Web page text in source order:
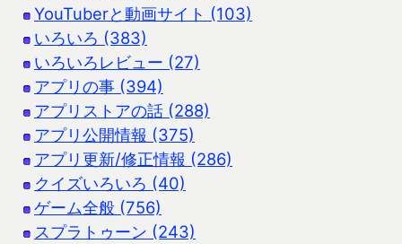
YouTuberと動画サイト (103)
いろいろ (383)
いろいろレビュー (27)
アプリの事 (394)
アプリストアの話 (288)
アプリ公開情報 (375)
アプリ更新/修正情報 (286)
クイズいろいろ (40)
ゲーム全般 (756)
スプラトゥーン (243)